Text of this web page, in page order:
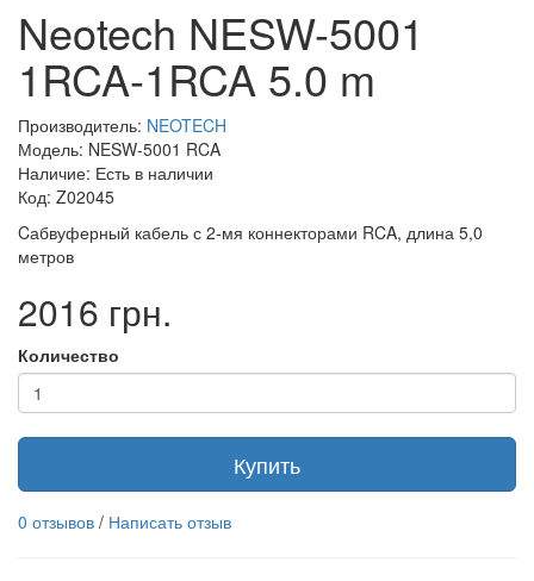
Neotech NESW-5001
1RCA-1RCA 5.0 m
Производитель: NEOTECH
Модель: NESW-5001 RCA
Наличие: Есть в наличии
Код: Z02045
Cабвуферный кабель с 2-мя коннекторами RCA, длина 5,0
метров
2016 грн.
Количество
Купить
0 отзывов / Написать отзыв